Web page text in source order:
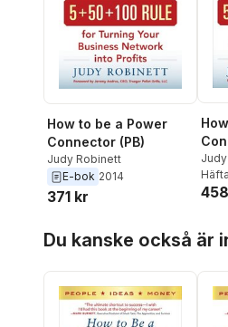
How to be a Power
Connector (PB)
Judy Robinett
E-bok 2014
371 kr
Du kanske också är